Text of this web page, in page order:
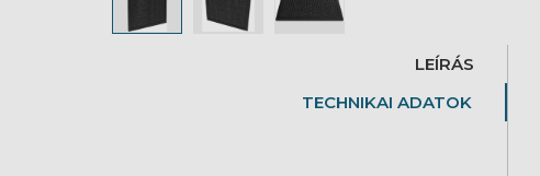
LEÍRÁS
TECHNIKAI ADATOK